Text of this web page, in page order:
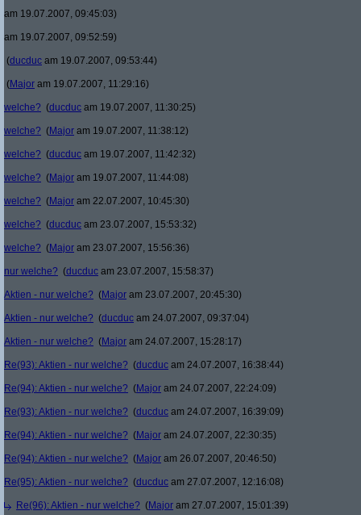
am 19.07.2007, 09:45:03)
am 19.07.2007, 09:52:59)
(ducduc am 19.07.2007, 09:53:44)
(Major am 19.07.2007, 11:29:16)
welche? (ducduc am 19.07.2007, 11:30:25)
welche? (Major am 19.07.2007, 11:38:12)
welche? (ducduc am 19.07.2007, 11:42:32)
welche? (Major am 19.07.2007, 11:44:08)
welche? (Major am 22.07.2007, 10:45:30)
welche? (ducduc am 23.07.2007, 15:53:32)
welche? (Major am 23.07.2007, 15:56:36)
nur welche? (ducduc am 23.07.2007, 15:58:37)
Aktien - nur welche? (Major am 23.07.2007, 20:45:30)
Aktien - nur welche? (ducduc am 24.07.2007, 09:37:04)
Aktien - nur welche? (Major am 24.07.2007, 15:28:17)
Re(93): Aktien - nur welche? (ducduc am 24.07.2007, 16:38:44)
Re(94): Aktien - nur welche? (Major am 24.07.2007, 22:24:09)
Re(93): Aktien - nur welche? (ducduc am 24.07.2007, 16:39:09)
Re(94): Aktien - nur welche? (Major am 24.07.2007, 22:30:35)
Re(94): Aktien - nur welche? (Major am 26.07.2007, 20:46:50)
Re(95): Aktien - nur welche? (ducduc am 27.07.2007, 12:16:08)
Re(96): Aktien - nur welche? (Major am 27.07.2007, 15:01:39)